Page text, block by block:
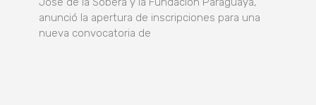
anunció la apertura de inscripciones para una
nueva convocatoria de